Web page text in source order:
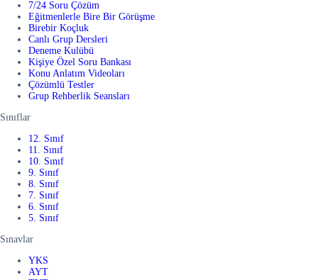
7/24 Soru Çözüm
Eğitmenlerle Bire Bir Görüşme
Birebir Koçluk
Canlı Grup Dersleri
Deneme Kulübü
Kişiye Özel Soru Bankası
Konu Anlatım Videoları
Çözümlü Testler
Grup Rehberlik Seansları
Sınıflar
12. Sınıf
11. Sınıf
10. Sınıf
9. Sınıf
8. Sınıf
7. Sınıf
6. Sınıf
5. Sınıf
Sınavlar
YKS
AYT